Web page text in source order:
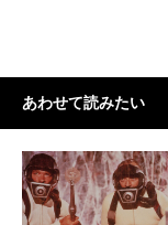
あわせて読みたい